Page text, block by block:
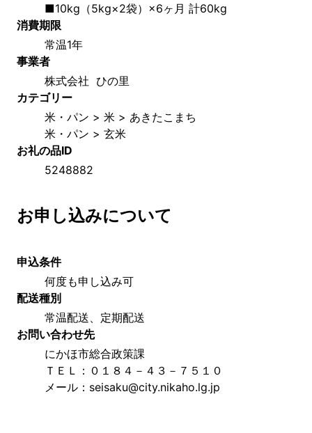
■10kg（5kg×2袋）×6ヶ月 計60kg
消費期限
常温1年
事業者
株式会社  ひの里
カテゴリー
米・パン > 米 > あきたこまち
米・パン > 玄米
お礼の品ID
5248882
お申し込みについて
申込条件
何度も申し込み可
配送種別
常温配送、定期配送
お問い合わせ先
にかほ市総合政策課
ＴＥＬ：０１８４－４３－７５１０
メール：seisaku@city.nikaho.lg.jp